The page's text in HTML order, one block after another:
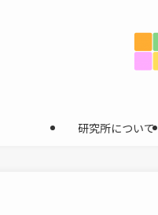
研究所について